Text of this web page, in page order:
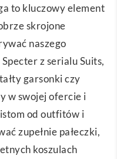
to kluczowy element
skrojone
naszego
z serialu Suits,
garsonki czy
w swojej ofercie i
od outfitów i
zupełnie pałeczki,
koszulach